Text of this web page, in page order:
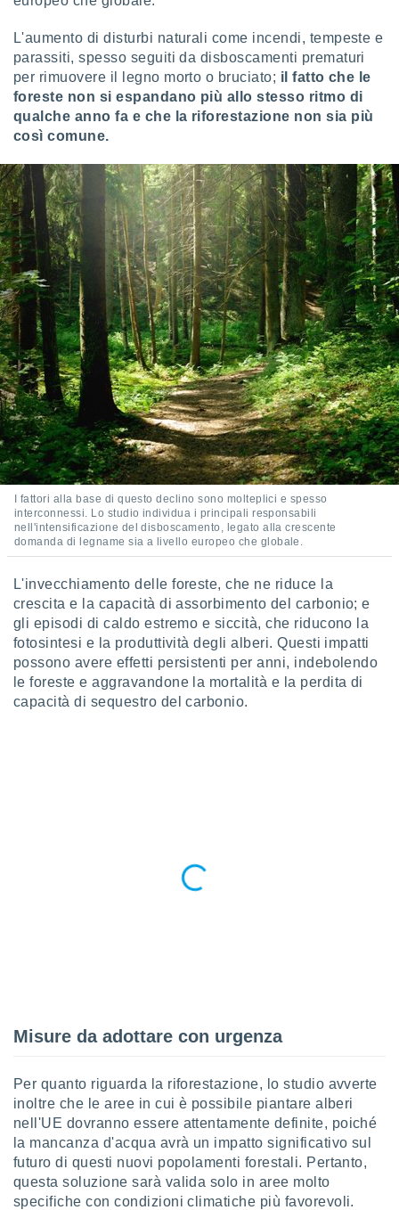
quali la
su
web,
e
di
dati
al quale
Per
tuo
o
dei
facendo
" o
cookie
sito
il
dei
su
dati
la
degli
il
o la
di
L'aumento di disturbi naturali come incendi, tempeste e
parassiti, spesso seguiti da disboscamenti prematuri
per rimuovere il legno morto o bruciato; il fatto che le
foreste non si espandano più allo stesso ritmo di
qualche anno fa e che la riforestazione non sia più
così comune.
I fattori alla base di questo declino sono molteplici e spesso
interconnessi. Lo studio individua i principali responsabili
nell'intensificazione del disboscamento, legato alla crescente
domanda di legname sia a livello europeo che globale.
L'invecchiamento delle foreste, che ne riduce la
crescita e la capacità di assorbimento del carbonio; e
gli episodi di caldo estremo e siccità, che riducono la
fotosintesi e la produttività degli alberi. Questi impatti
possono avere effetti persistenti per anni, indebolendo
le foreste e aggravandone la mortalità e la perdita di
capacità di sequestro del carbonio.
Misure da adottare con urgenza
Per quanto riguarda la riforestazione, lo studio avverte
inoltre che le aree in cui è possibile piantare alberi
nell'UE dovranno essere attentamente definite, poiché
la mancanza d'acqua avrà un impatto significativo sul
futuro di questi nuovi popolamenti forestali. Pertanto,
questa soluzione sarà valida solo in aree molto
specifiche con condizioni climatiche più favorevoli.